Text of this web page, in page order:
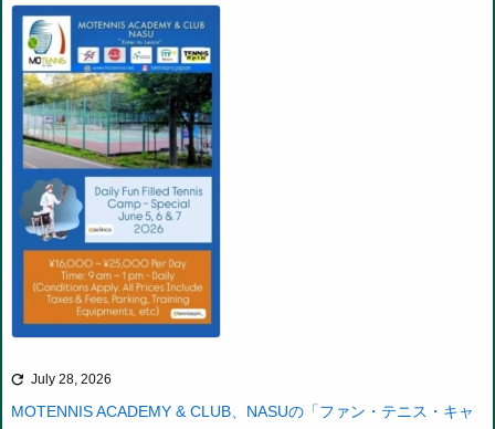
 July 28, 2026
MOTENNIS ACADEMY & CLUB、NASUの「ファン・テニス・キャ